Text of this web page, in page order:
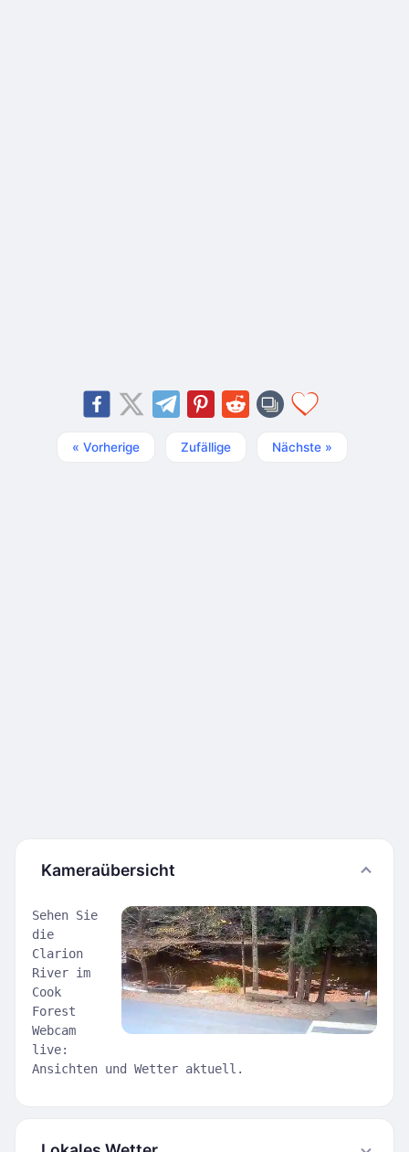
« Vorherige Zufällige Nächste »
Kameraübersicht
Sehen Sie
die
Clarion
River im
Cook
Forest
Webcam
live:
Ansichten und Wetter aktuell.